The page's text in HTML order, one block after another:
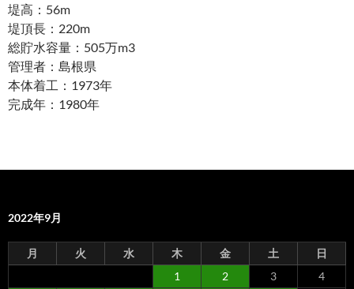
堤高：56m
堤頂長：220m
総貯水容量：505万m3
管理者：島根県
本体着工：1973年
完成年：1980年
2022年9月
月 火 水 木 金 土
日
1
2 3
4